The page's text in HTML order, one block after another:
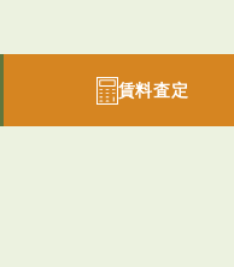
賃料査定